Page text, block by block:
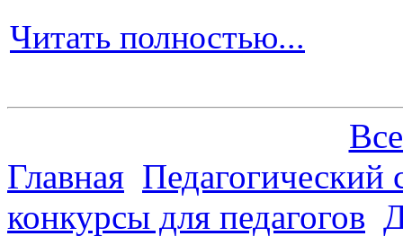
Читать полностью...
Главная
конкурсы для педагогов